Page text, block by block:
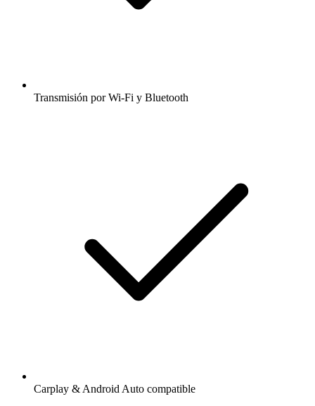
Transmisión por Wi-Fi y Bluetooth
Carplay & Android Auto compatible